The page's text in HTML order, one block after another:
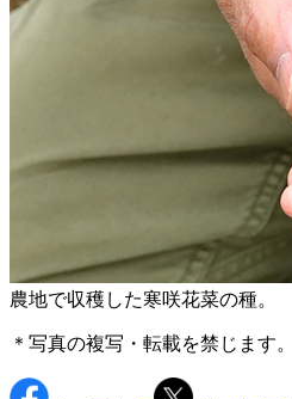
農地で収穫した寒咲花菜の種。
＊写真の複写・転載を禁じます。